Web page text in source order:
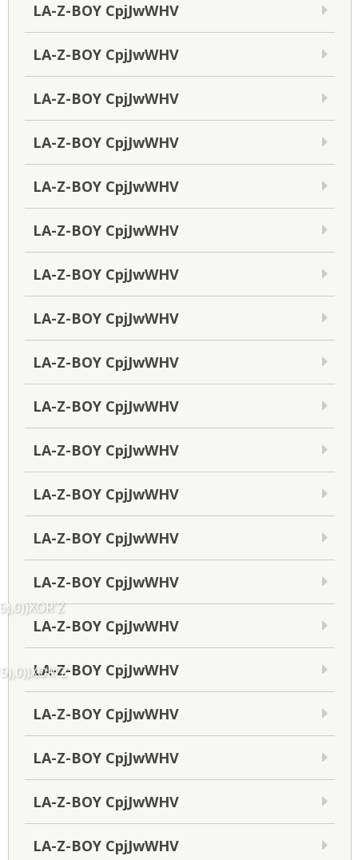
LA-Z-BOY CpjJwWHV
LA-Z-BOY CpjJwWHV
LA-Z-BOY CpjJwWHV
LA-Z-BOY CpjJwWHV
LA-Z-BOY CpjJwWHV
LA-Z-BOY CpjJwWHV
LA-Z-BOY CpjJwWHV
LA-Z-BOY CpjJwWHV
LA-Z-BOY CpjJwWHV
LA-Z-BOY CpjJwWHV
LA-Z-BOY CpjJwWHV
LA-Z-BOY CpjJwWHV
LA-Z-BOY CpjJwWHV
LA-Z-BOY CpjJwWHV
LA-Z-BOY CpjJwWHV
LA-Z-BOY CpjJwWHV
LA-Z-BOY CpjJwWHV
LA-Z-BOY CpjJwWHV
LA-Z-BOY CpjJwWHV
LA-Z-BOY CpjJwWHV